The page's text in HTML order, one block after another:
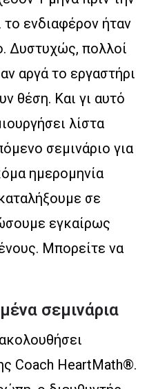
ενδιαφέρον ήταν
Δυστυχώς, πολλοί
αργά το εργαστήρι
θέση. Και γι αυτό
λίστα
σεμινάριο για
ημερομηνία
σε
εγκαίρως
Μπορείτε να
σεμινάρια
Coach HeartMath®.